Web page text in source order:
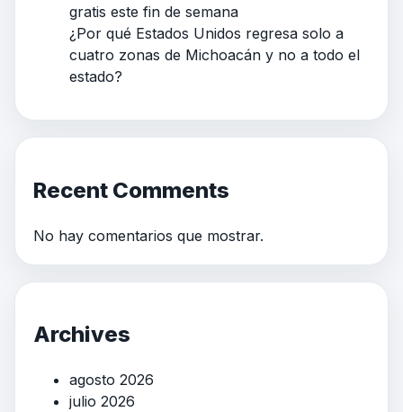
gratis este fin de semana
¿Por qué Estados Unidos regresa solo a
cuatro zonas de Michoacán y no a todo el
estado?
Recent Comments
No hay comentarios que mostrar.
Archives
agosto 2026
julio 2026